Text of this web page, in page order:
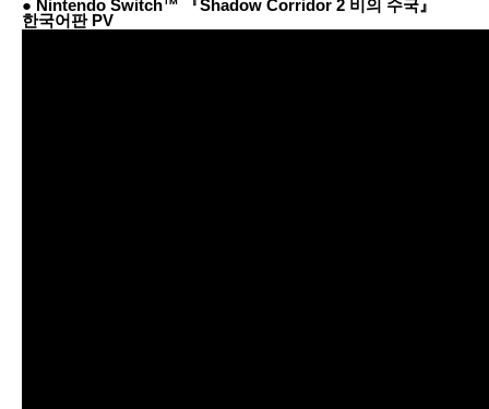
● Nintendo Switch™ 『Shadow Corridor 2 비의 수국』
한국어판 PV